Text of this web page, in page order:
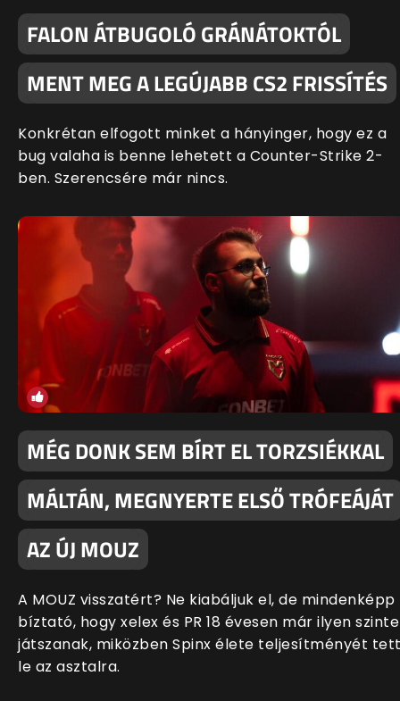
FALON ÁTBUGOLÓ GRÁNÁTOKTÓL
MENT MEG A LEGÚJABB CS2 FRISSÍTÉS
Konkrétan elfogott minket a hányinger, hogy ez a
bug valaha is benne lehetett a Counter-Strike 2-
ben. Szerencsére már nincs.
MÉG DONK SEM BÍRT EL TORZSIÉKKAL
MÁLTÁN, MEGNYERTE ELSŐ TRÓFEÁJÁT
AZ ÚJ MOUZ
A MOUZ visszatért? Ne kiabáljuk el, de mindenképp
bíztató, hogy xelex és PR 18 évesen már ilyen
játszanak, miközben Spinx élete teljesítményét
le az asztalra.